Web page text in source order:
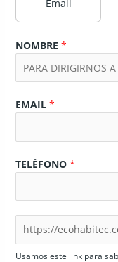
Email
NOMBRE*
EMAIL*
TELÉFONO*
Usamos este link para